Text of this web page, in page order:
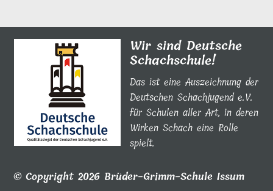
Wir sind Deutsche
Schachschule!
Das ist eine Auszeichnung der
Deutschen Schachjugend e.V.
für Schulen aller Art, in deren
Wirken Schach eine Rolle
spielt.
© Copyright 2026 Brüder-Grimm-Schule Issum